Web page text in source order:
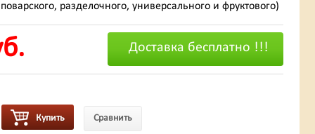
разделочного, универсального и фруктового)
Доставка бесплатно !!!
Купить Сравнить